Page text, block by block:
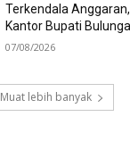
Terkendala
Kantor Bupati
07/08/2026
Muat lebih banyak